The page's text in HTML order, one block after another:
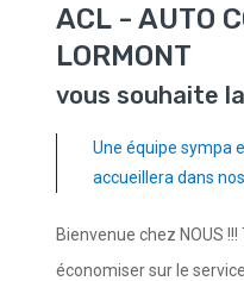
ACL - AUTO
LORMONT
vous souhaite
Une équipe sympa
accueillera dans
Bienvenue chez NOUS
économiser sur le